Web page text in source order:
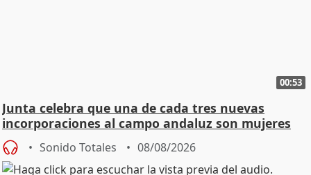
00:53
Junta celebra que una de cada tres nuevas
incorporaciones al campo andaluz son mujeres
jóvenes
Sonido Totales 08/08/2026